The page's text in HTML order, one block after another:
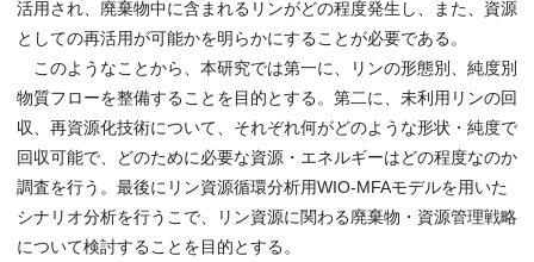
活用され、廃棄物中に含まれるリンがどの程度発生し、また、資源
としての再活用が可能かを明らかにすることが必要である。
このようなことから、本研究では第一に、リンの形態別、純度別
物質フローを整備することを目的とする。第二に、未利用リンの回
収、再資源化技術について、それぞれ何がどのような形状・純度で
回収可能で、どのために必要な資源・エネルギーはどの程度なのか
調査を行う。最後にリン資源循環分析用WIO-MFAモデルを用いた
シナリオ分析を行うこで、リン資源に関わる廃棄物・資源管理戦略
について検討することを目的とする。